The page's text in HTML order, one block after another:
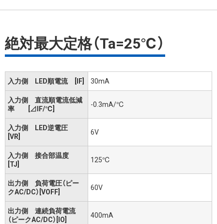
絶対最大定格（Ta=25℃）
入力側 LED順電流 [IF] 30mA
入力側 直流順電流低減
率 [⊿IF/℃]
-0.3mA/℃
入力側 LED逆電圧
[VR]
6V
入力側 接合部温度
[TJ]
125℃
出力側 負荷電圧（ピー
クAC/DC）[VOFF]
60V
出力側 連続負荷電流
（ピークAC/DC）[IO]
400mA